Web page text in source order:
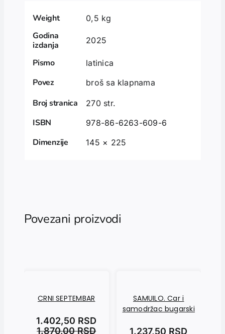
Weight 0,5 kg
Godina
izdanja
2025
Pismo latinica
Povez broš sa klapnama
Broj stranica 270 str.
ISBN 978-86-6263-609-6
Dimenzije 145 × 225
Povezani proizvodi
CRNI SEPTEMBAR
1.870,00RSD
1.402,50 RSD
SAMUILO. Car i
samodržac bugarski
1.237,50 RSD